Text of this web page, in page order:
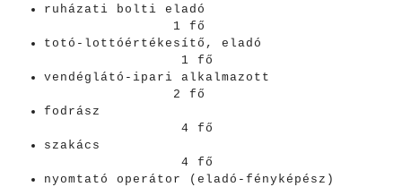
ruházati bolti eladó
1 fő
totó-lottóértékesítő, eladó
1 fő
vendéglátó-ipari alkalmazott
2 fő
fodrász
4 fő
szakács
4 fő
nyomtató operátor (eladó-fényképész)